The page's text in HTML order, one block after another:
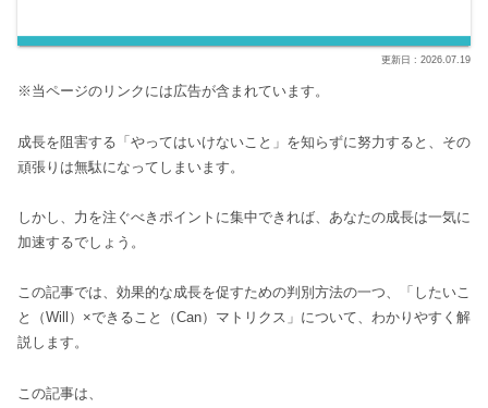
2026.07.19
※当ページのリンクには広告が含まれています。
成長を阻害する「やってはいけないこと」を知らずに努力すると、その
頑張りは無駄になってしまいます。
しかし、力を注ぐべきポイントに集中できれば、あなたの成長は一気に
加速するでしょう。
この記事では、効果的な成長を促すための判別方法の一つ、「したいこ
と（Will）×できること（Can）マトリクス」について、わかりやすく解
説します。
この記事は、